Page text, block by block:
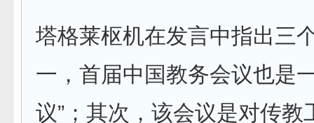
塔格莱枢机在发言中指出三
一，首届中国教务会议也是
议”；其次，该会议是对传教